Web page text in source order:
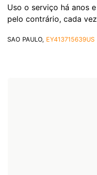
Uso o serviço há anos
pelo contrário, cada
SAO PAULO, EY413715639US